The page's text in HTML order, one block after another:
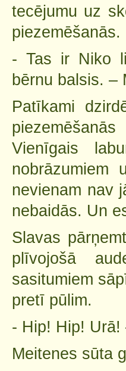
tecējumu uz
piezemēšanās.
- Tas ir Niko
bērnu balsis. –
Patīkami
Vienīgais
nevienam nav
nebaidās. Un
Slavas
plīvojošā
sasitumiem
pretī pūlim.
- Hip! Hip! Urā!
Meitenes sūta